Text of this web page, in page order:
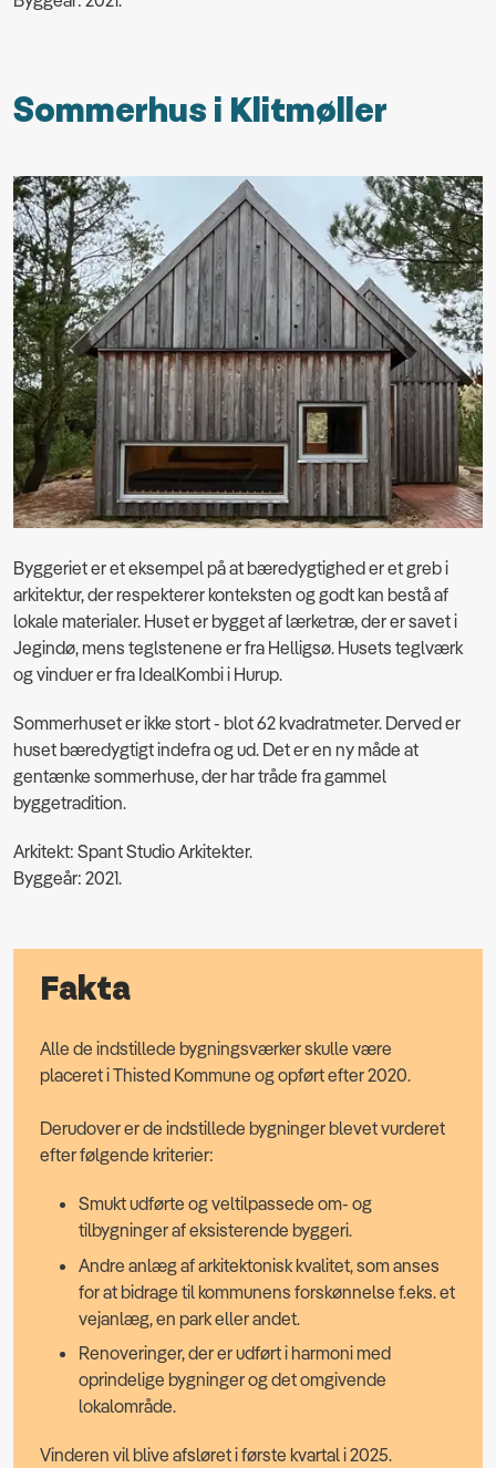
Sommerhus i Klitmøller
Byggeriet er et eksempel på at bæredygtighed er et greb i
arkitektur, der respekterer konteksten og godt kan bestå af
lokale materialer. Huset er bygget af lærketræ, der er savet i
Jegindø, mens teglstenene er fra Helligsø. Husets teglværk
og vinduer er fra IdealKombi i Hurup.
Sommerhuset er ikke stort - blot 62 kvadratmeter. Derved er
huset bæredygtigt indefra og ud. Det er en ny måde at
gentænke sommerhuse, der har tråde fra gammel
byggetradition.
Arkitekt: Spant Studio Arkitekter.
Byggeår: 2021.
Fakta
Alle de indstillede bygningsværker skulle være
placeret i Thisted Kommune og opført efter 2020.
Derudover er de indstillede bygninger blevet vurderet
efter følgende kriterier:
Smukt udførte og veltilpassede om- og
tilbygninger af eksisterende byggeri.
Andre anlæg af arkitektonisk kvalitet, som anses
for at bidrage til kommunens forskønnelse f.eks. et
vejanlæg, en park eller andet.
Renoveringer, der er udført i harmoni med
oprindelige bygninger og det omgivende
lokalområde.
Vinderen vil blive afsløret i første kvartal i 2025.